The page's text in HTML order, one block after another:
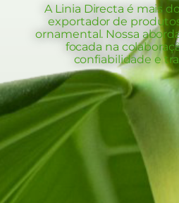
A Linia Directa é mais
exportador de
ornamental. Nossa
focada na
confiabilidade e